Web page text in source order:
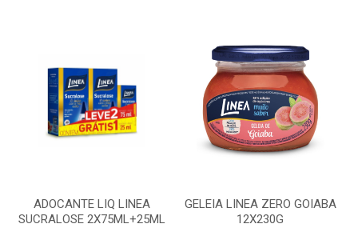
ADOCANTE LIQ LINEA
SUCRALOSE 2X75ML+25ML
GELEIA LINEA ZERO GOIABA
12X230G